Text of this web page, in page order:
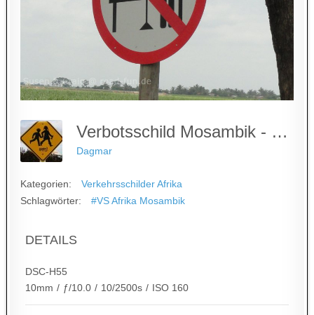
Verbotsschild Mosambik - Straßenverkäufe
Dagmar
Kategorien:
Verkehrsschilder Afrika
Schlagwörter:
#VS Afrika Mosambik
DETAILS
DSC-H55
10mm / ƒ/10.0 / 10/2500s / ISO 160